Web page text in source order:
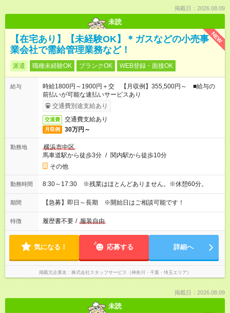
掲載日：2026.08.09
未読
NEW
【在宅あり】【未経験OK】＊ガスなどの小売事
業会社で需給管理業務など！
派遣 職種未経験OK ブランクOK WEB登録・面接OK
給与
時給1800円～1900円＋交 【月収例】355,500円～ ■給与の
前払いが可能な速払いサービスあり
交通費別途支給あり
交通費 交通費支給あり
月収例 30万円～
勤務地
横浜市中区
馬車道駅から徒歩3分 / 関内駅から徒歩10分
その他
勤務時間 8:30～17:30 ※残業はほとんどありません。※休憩60分。
期間 【急募】即日～長期 ※開始日はご相談可能です！
特徴 履歴書不要 / 服装自由
気になる！ 応募する 詳細へ
掲載元企業名 株式会社スタッフサービス（神奈川・千葉・埼玉エリア）
掲載日：2026.08.09
未読